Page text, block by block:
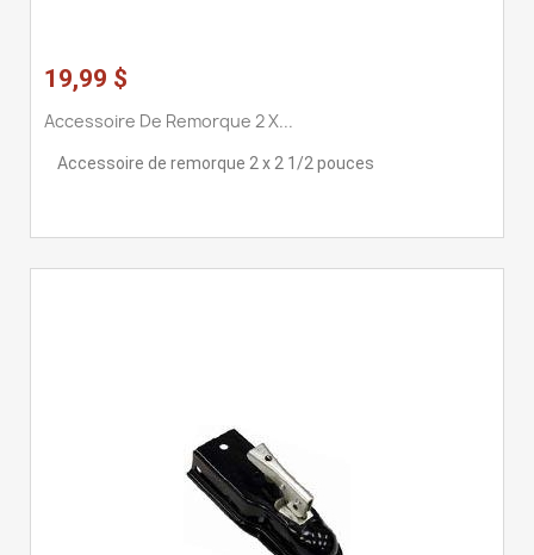
19,99 $
Accessoire De Remorque 2 X...
Accessoire de remorque 2 x 2 1/2 pouces